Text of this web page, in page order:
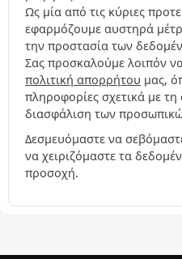
Ως μία από τις κύριες
εφαρμόζουμε αυστηρά
την προστασία των
Σας προσκαλούμε λοιπόν
πολιτική απορρήτου μας,
πληροφορίες σχετικά με
διασφάλιση των
Δεσμευόμαστε να
να χειριζόμαστε τα
προσοχή.